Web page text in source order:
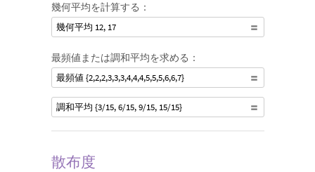
幾何平均を計算する：
幾何平均 12, 17
最頻値または調和平均を求める：
最頻値 {2,2,2,3,3,3,4,4,4,5,5,5,6,6,7}
調和平均 {3/15, 6/15, 9/15, 15/15}
散布度